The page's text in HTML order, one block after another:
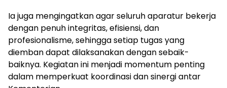
Ia juga mengingatkan agar seluruh aparatur bekerja
dengan penuh integritas, efisiensi, dan
profesionalisme, sehingga setiap tugas yang
diemban dapat dilaksanakan dengan sebaik-
baiknya. Kegiatan ini menjadi momentum penting
dalam memperkuat koordinasi dan sinergi antar